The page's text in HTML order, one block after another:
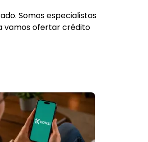
Somos especialistas
vamos ofertar crédito